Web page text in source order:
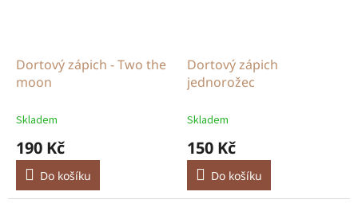
Dortový zápich - Two the
moon
Skladem
190 Kč
Do košíku
Dortový zápich
jednorožec
Skladem
150 Kč
Do košíku